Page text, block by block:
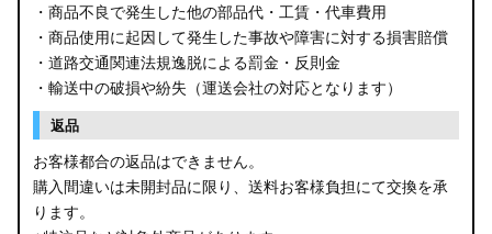
・商品不良で発生した他の部品代・工賃・代車費用
・商品使用に起因して発生した事故や障害に対する損害賠償
・道路交通関連法規逸脱による罰金・反則金
・輸送中の破損や紛失（運送会社の対応となります）
返品
お客様都合の返品はできません。
購入間違いは未開封品に限り、送料お客様負担にて交換を承
ります。